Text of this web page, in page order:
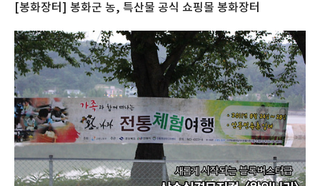
[봉화장터] 봉화군 농, 특산물 공식 쇼핑몰 봉화장터